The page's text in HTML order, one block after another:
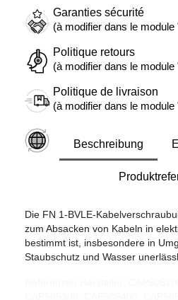
Garanties sécurité
(à modifier dans le
Politique retours
(à modifier dans le
Politique de livraison
(à modifier dans le
Beschreibung
Die FN 1-BVLE-
zum Absacken von Kabeln in
bestimmt ist, insbesondere in
Staubschutz und Wasser